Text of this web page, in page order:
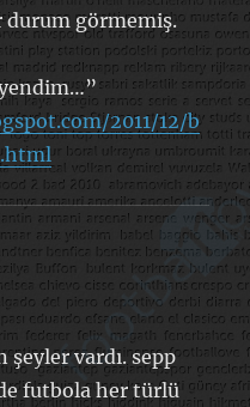
durum görmemiş.
2011/12/b
şeyler vardı. sepp
futbola her türlü